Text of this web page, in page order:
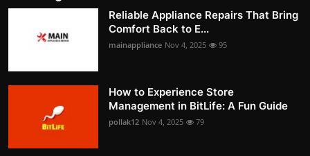
Reliable Appliance Repairs That Bring
Comfort Back to E...
mainappliance Nov 4, 2025 95
How to Experience Store
Management in BitLife: A Fun Guide
pollak12 Nov 4, 2025 79